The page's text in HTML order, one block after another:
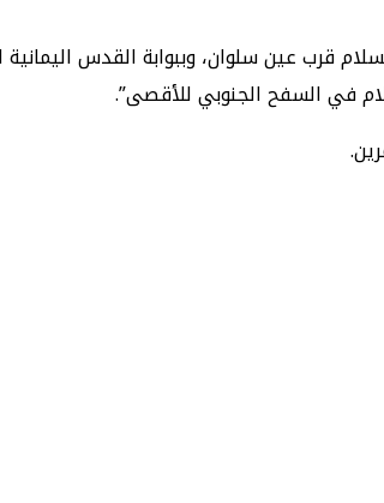
قرب عين سلوان، وببوابة القدس
في السفح الجنوبي للأقصى”.